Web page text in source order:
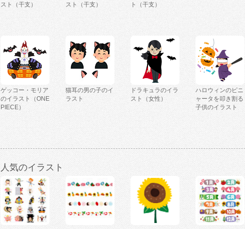
スト（干支）
スト（干支）
ト（干支）
ゲッコー・モリア
のイラスト（ONE
PIECE）
猫耳の男の子のイ
ラスト
ドラキュラのイラ
スト（女性）
ハロウィンのピニ
ャータを叩き割る
子供のイラスト
人気のイラスト